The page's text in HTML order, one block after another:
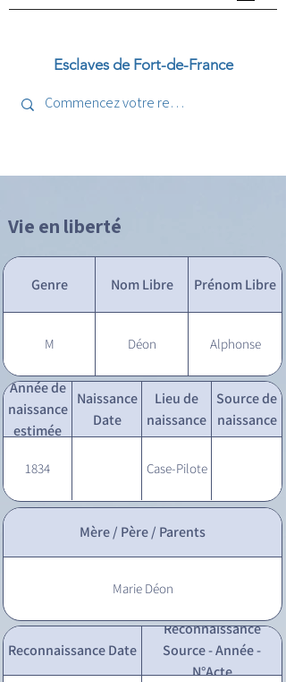
Esclaves de Fort-de-France
Vie en liberté
Genre Nom Libre Prénom Libre
M Déon Alphonse
Année de
naissance
estimée
Naissance
Date
Lieu de
naissance
Source de
naissance
1834 Case-Pilote
Mère / Père / Parents
Marie Déon
Reconnaissance Date
Reconnaissance
Source - Année -
N°Acte